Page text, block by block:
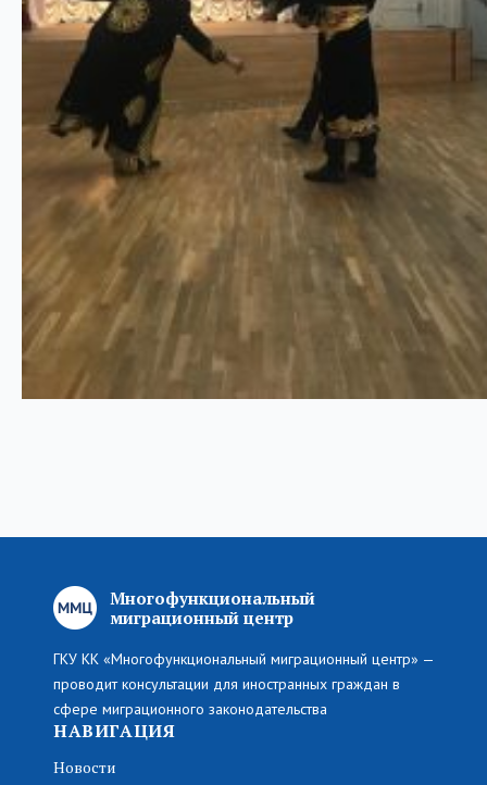
Многофункциональный
миграционный центр
ГКУ КК «Многофункциональный миграционный центр» —
проводит консультации для иностранных граждан в
сфере миграционного законодательства
НАВИГАЦИЯ
Новости